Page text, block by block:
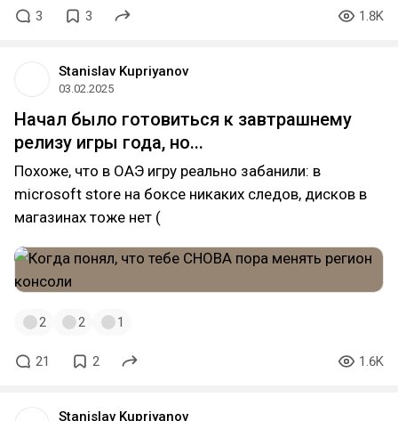
3 3 1.8K
Stanislav Kupriyanov
03.02.2025
Начал было готовиться к завтрашнему
релизу игры года, но...
Похоже, что в ОАЭ игру реально забанили: в
microsoft store на боксе никаких следов, дисков в
магазинах тоже нет (
2 2 1
21 2 1.6K
Stanislav Kupriyanov